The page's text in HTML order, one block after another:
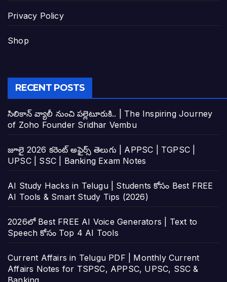
Privacy Policy
Shop
RECENT POSTS
సిలికాన్ వ్యాలీ నుంచి పల్లెటూరుకి.. | The Inspiring Journey
of Zoho Founder Sridhar Vembu
జూలై 2026 కరెంట్ అఫైర్స్ తెలుగు | APPSC | TGPSC |
UPSC | SSC | Banking Exam Notes
AI Study Hacks in Telugu | Students కోసం Best FREE
AI Tools & Smart Study Tips (2026)
2026లో Best FREE AI Voice Generators | Text to
Speech కోసం Top 4 AI Tools
Current Affairs in Telugu PDF | Monthly Current
Affairs Notes for TSPSC, APPSC, UPSC, SSC &